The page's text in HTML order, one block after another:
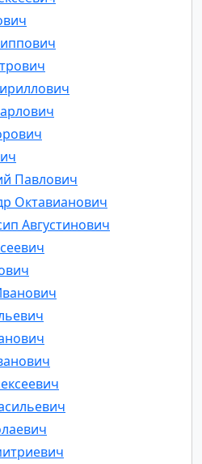
Павлович
Октавианович
Августинович